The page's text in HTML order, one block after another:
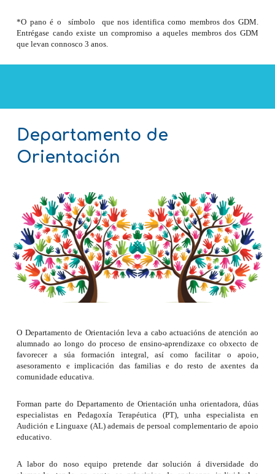
*O pano é o símbolo que nos identifica como membros dos GDM.
Entrégase cando existe un compromiso a aqueles membros dos GDM
que levan connosco 3 anos.
Departamento de
Orientación
O Departamento de Orientación leva a cabo actuacións de atención ao
alumnado ao longo do proceso de ensino-aprendizaxe co obxecto de
favorecer a súa formación integral, así como facilitar o apoio,
asesoramento e implicación das familias e do resto de axentes da
comunidade educativa.
Forman parte do Departamento de Orientación unha orientadora, dúas
especialistas en Pedagoxía Terapéutica (PT), unha especialista en
Audición e Linguaxe (AL) ademais de persoal complementario de apoio
educativo.
A labor do noso equipo pretende dar solución á diversidade do